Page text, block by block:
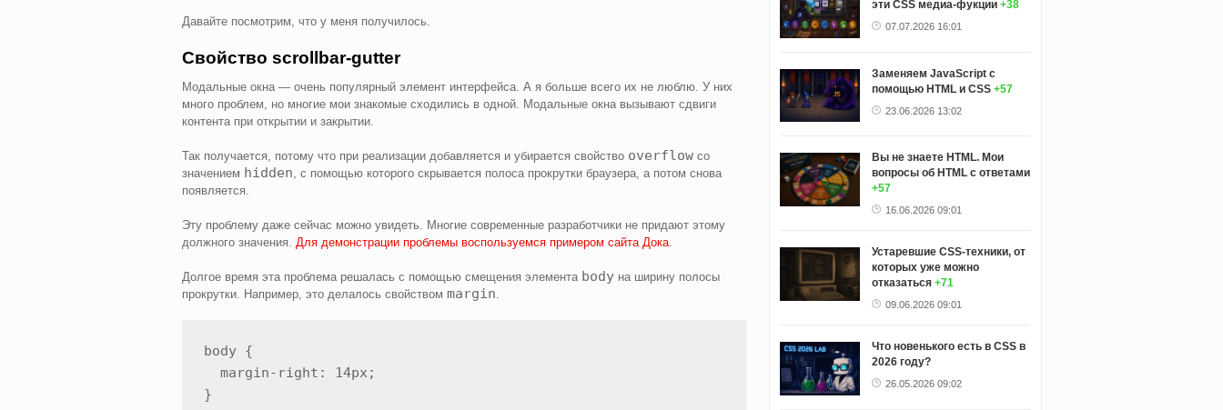
Давайте посмотрим, что у меня получилось.
Свойство scrollbar-gutter
Модальные окна — очень популярный элемент интерфейса. А я больше всего их не люблю. У них
много проблем, но многие мои знакомые сходились в одной. Модальные окна вызывают сдвиги
контента при открытии и закрытии.
Так получается, потому что при реализации добавляется и убирается свойство overflowсо
значением hidden , с помощью которого скрывается полоса прокрутки браузера, а потом снова
появляется.
Эту проблему даже сейчас можно увидеть. Многие современные разработчики не придают этому
должного значения. Для демонстрации проблемы воспользуемся примером сайта Дока.
Долгое время эта проблема решалась с помощью смещения элемента bodyна ширину полосы
прокрутки. Например, это делалось свойством margin
body {
  margin-right: 14px;
}
эти CSS медиа-фукции +38
07.07.2026 16:01
Заменяем JavaScript с
помощью HTML и CSS +57
23.06.2026 13:02
Вы не знаете HTML. Мои
вопросы об HTML с ответами
+57
16.06.2026 09:01
Устаревшие CSS-техники, от
которых уже можно
отказаться +71
09.06.2026 09:01
Что новенького есть в CSS в
2026 году?
26.05.2026 09:02